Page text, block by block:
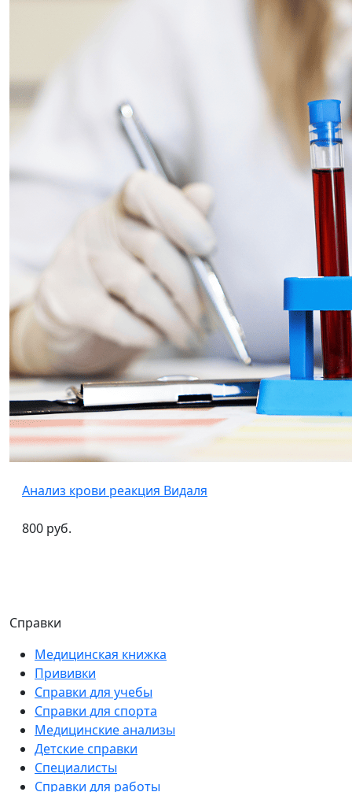
Анализ крови реакция Видаля
800 руб.
Справки
Медицинская книжка
Прививки
Справки для учебы
Справки для спорта
Медицинские анализы
Детские справки
Специалисты
Справки для работы